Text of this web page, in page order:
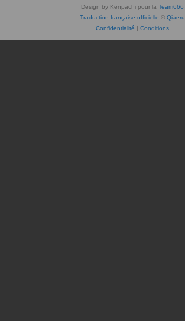
Design by Kenpachi pour la Team666
Traduction française officielle © Qiaeru
Confidentialité | Conditions